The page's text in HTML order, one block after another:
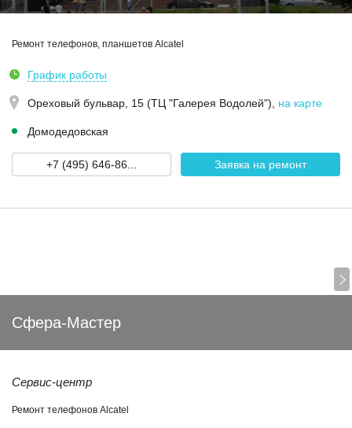
Ремонт телефонов, планшетов Alcatel
График работы
Ореховый бульвар, 15 (ТЦ "Галерея Водолей") на карте
Домодедовская
+7 (495) 646-86... Заявка на ремонт
Сфера-Мастер
Сервис-центр
Ремонт телефонов Alcatel